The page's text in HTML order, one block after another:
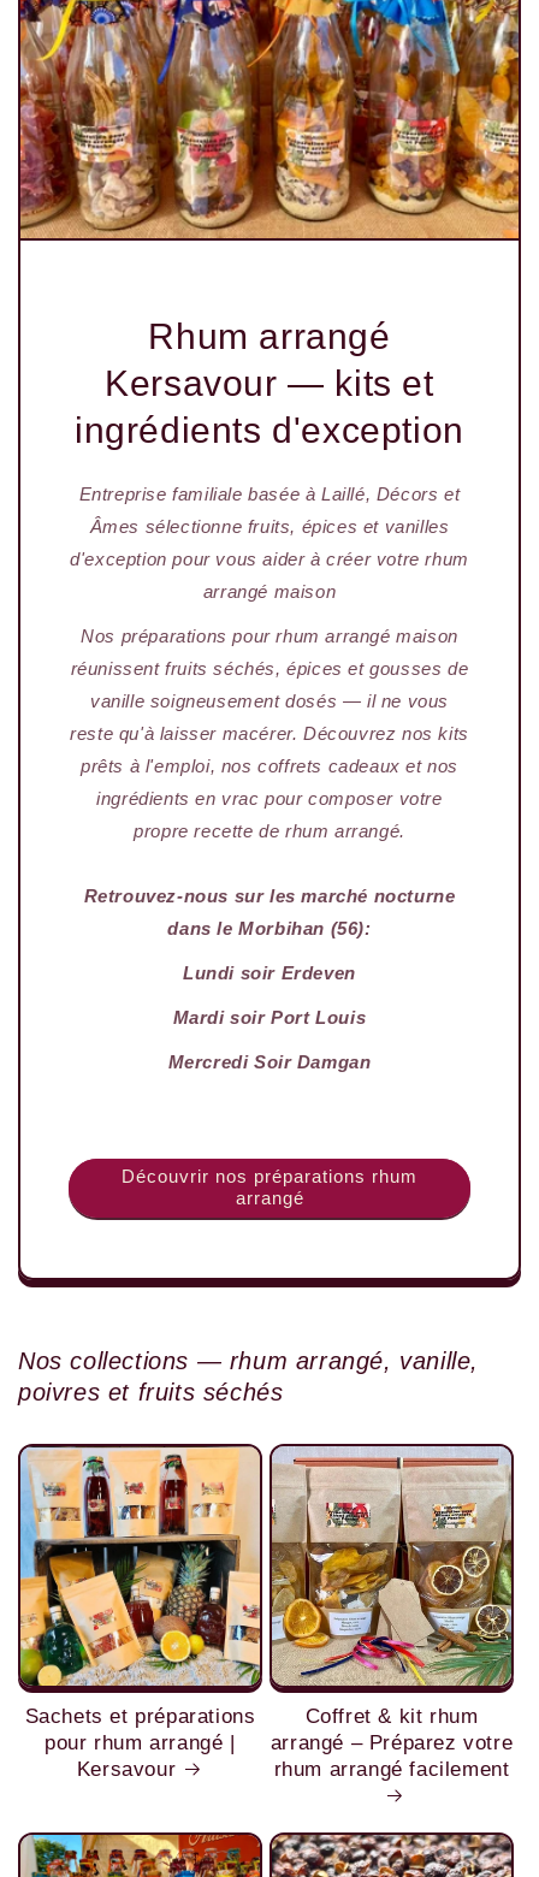
Rhum arrangé
Kersavour — kits et
ingrédients d'exception
Entreprise familiale basée à Laillé, Décors et
Âmes sélectionne fruits, épices et vanilles
d'exception pour vous aider à créer votre rhum
arrangé maison
Nos préparations pour rhum arrangé maison
réunissent fruits séchés, épices et gousses de
vanille soigneusement dosés — il ne vous
reste qu'à laisser macérer. Découvrez nos kits
prêts à l'emploi, nos coffrets cadeaux et nos
ingrédients en vrac pour composer votre
propre recette de rhum arrangé.
Retrouvez-nous sur les marché nocturne
dans le Morbihan (56):
Lundi soir Erdeven
Mardi soir Port Louis
Mercredi Soir Damgan
Découvrir nos préparations rhum
arrangé
Nos collections — rhum arrangé, vanille,
poivres et fruits séchés
Sachets et préparations
pour rhum arrangé |
Kersavour
Coffret & kit rhum
arrangé – Préparez votre
rhum arrangé facilement